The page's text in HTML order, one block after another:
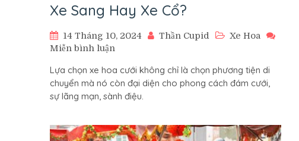
Xe Sang Hay Xe Cổ?
14 Tháng 10, 2024 Thần Cupid
Xe Hoa
Miễn bình luận
Chọn
Xe
Hoa
Nên
Thuê
Lựa chọn xe hoa cưới không chỉ là chọn phương tiện di
chuyển mà nó còn đại diện cho phong cách đám cưới,
sự lãng mạn, sành điệu.